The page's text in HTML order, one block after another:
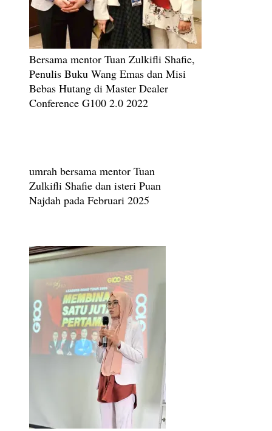
Bersama mentor Tuan Zulkifli Shafie,
Penulis Buku Wang Emas dan Misi
Bebas Hutang di Master Dealer
Conference G100 2.0 2022
umrah bersama mentor Tuan
Zulkifli Shafie dan isteri Puan
Najdah pada Februari 2025